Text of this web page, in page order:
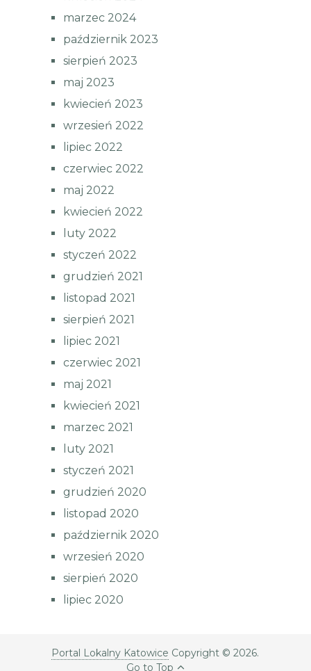
marzec 2024
październik 2023
sierpień 2023
maj 2023
kwiecień 2023
wrzesień 2022
lipiec 2022
czerwiec 2022
maj 2022
kwiecień 2022
luty 2022
styczeń 2022
grudzień 2021
listopad 2021
sierpień 2021
lipiec 2021
czerwiec 2021
maj 2021
kwiecień 2021
marzec 2021
luty 2021
styczeń 2021
grudzień 2020
listopad 2020
październik 2020
wrzesień 2020
sierpień 2020
lipiec 2020
Portal Lokalny Katowice Copyright © 2026.
Go to Top